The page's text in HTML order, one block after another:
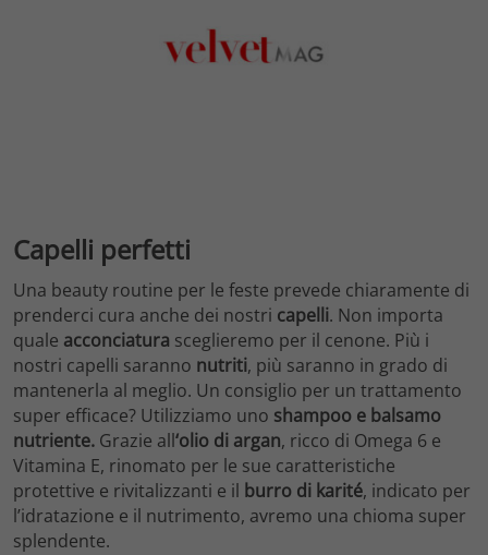
Capelli perfetti
Una beauty routine per le feste prevede chiaramente di
prenderci cura anche dei nostri capelli. Non importa
quale acconciatura sceglieremo per il cenone. Più i
nostri capelli saranno nutriti, più saranno in grado di
mantenerla al meglio. Un consiglio per un trattamento
super efficace? Utilizziamo uno shampoo e balsamo
nutriente. Grazie all‘olio di argan, ricco di Omega 6 e
Vitamina E, rinomato per le sue caratteristiche
protettive e rivitalizzanti e il burro di karité, indicato per
l’idratazione e il nutrimento, avremo una chioma super
splendente.